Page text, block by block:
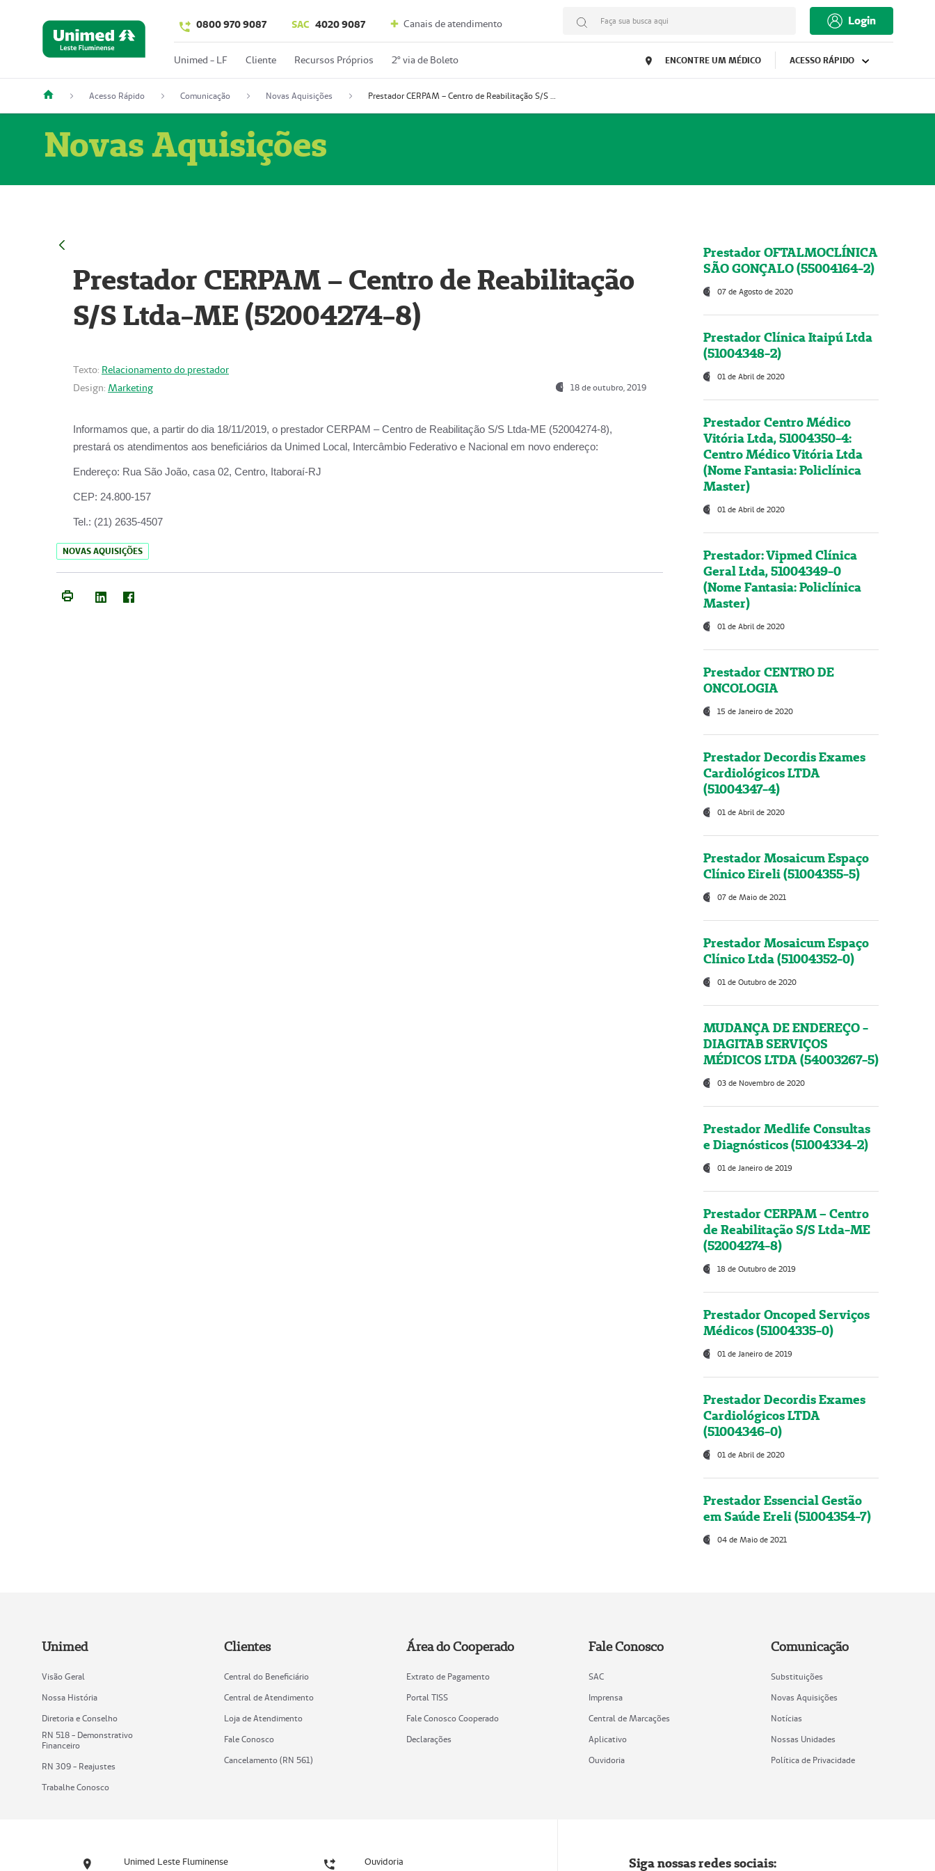
0800 970 9087 SAC 4020 9087 Canais de atendimento Faça sua busca aqui Login
Unimed - LF Cliente Recursos Próprios 2º via de Boleto ENCONTRE UM MÉDICO ACESSO RÁPIDO
Acesso Rápido Comunicação Novas Aquisições Prestador CERPAM – Centro de Reabilitação S/S Ltda-ME (52004274-8)
Novas Aquisições
Prestador CERPAM – Centro de Reabilitação
S/S Ltda-ME (52004274-8)
Texto: Relacionamento do prestador
Design: Marketing 18 de outubro, 2019
Informamos que, a partir do dia 18/11/2019, o prestador CERPAM – Centro de Reabilitação S/S Ltda-ME (52004274-8),
prestará os atendimentos aos beneficiários da Unimed Local, Intercâmbio Federativo e Nacional em novo endereço:
Endereço: Rua São João, casa 02, Centro, Itaboraí-RJ
CEP: 24.800-157
Tel.: (21) 2635-4507
NOVAS AQUISIÇÕES
Prestador OFTALMOCLÍNICA
SÃO GONÇALO (55004164-2)
07 de Agosto de 2020
Prestador Clínica Itaipú Ltda
(51004348-2)
01 de Abril de 2020
Prestador Centro Médico
Vitória Ltda, 51004350-4:
Centro Médico Vitória Ltda
(Nome Fantasia: Policlínica
Master)
01 de Abril de 2020
Prestador: Vipmed Clínica
Geral Ltda, 51004349-0
(Nome Fantasia: Policlínica
Master)
01 de Abril de 2020
Prestador CENTRO DE
ONCOLOGIA
15 de Janeiro de 2020
Prestador Decordis Exames
Cardiológicos LTDA
(51004347-4)
01 de Abril de 2020
Prestador Mosaicum Espaço
Clínico Eireli (51004355-5)
07 de Maio de 2021
Prestador Mosaicum Espaço
Clínico Ltda (51004352-0)
01 de Outubro de 2020
MUDANÇA DE ENDEREÇO -
DIAGITAB SERVIÇOS
MÉDICOS LTDA (54003267-5)
03 de Novembro de 2020
Prestador Medlife Consultas
e Diagnósticos (51004334-2)
01 de Janeiro de 2019
Prestador CERPAM – Centro
de Reabilitação S/S Ltda-ME
(52004274-8)
18 de Outubro de 2019
Prestador Oncoped Serviços
Médicos (51004335-0)
01 de Janeiro de 2019
Prestador Decordis Exames
Cardiológicos LTDA
(51004346-0)
01 de Abril de 2020
Prestador Essencial Gestão
em Saúde Ereli (51004354-7)
04 de Maio de 2021
Unimed
Visão Geral
Nossa História
Diretoria e Conselho
RN 518 - Demonstrativo
Financeiro
RN 309 - Reajustes
Trabalhe Conosco
Clientes
Central do Beneficiário
Central de Atendimento
Loja de Atendimento
Fale Conosco
Cancelamento (RN 561)
Área do Cooperado
Extrato de Pagamento
Portal TISS
Fale Conosco Cooperado
Declarações
Fale Conosco
SAC
Imprensa
Central de Marcações
Aplicativo
Ouvidoria
Comunicação
Substituições
Novas Aquisições
Notícias
Nossas Unidades
Política de Privacidade
Unimed Leste Fluminense Ouvidoria Siga nossas redes sociais: